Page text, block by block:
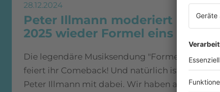
28.12.2024
Peter Illmann moderiert
2025 wieder Formel eins
Die legendäre Musiksendung "Formel Eins"
feiert ihr Comeback! Und natürlich ist
Peter Illmann mit dabei. Wir haben alle